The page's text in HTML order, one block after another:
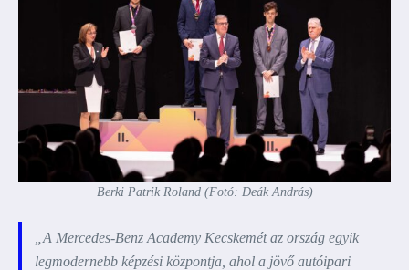
Berki Patrik Roland (Fotó: Deák András)
„A Mercedes-Benz Academy Kecskemét az ország egyik
legmodernebb képzési központja, ahol a jövő autóipari